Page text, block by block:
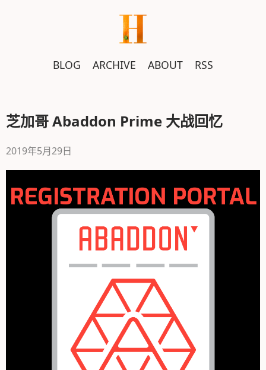
BLOG ARCHIVE ABOUT RSS
芝加哥 Abaddon Prime 大战回忆
2019年5月29日